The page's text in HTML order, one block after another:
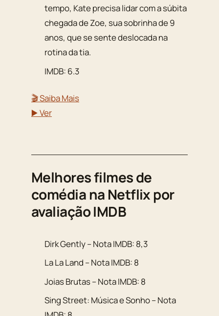
tempo, Kate precisa lidar com a súbita
chegada de Zoe, sua sobrinha de 9
anos, que se sente deslocada na
rotina da tia.
IMDB: 6.3
🎬 Saiba Mais
▶️ Ver
Melhores filmes de
comédia na Netflix por
avaliação IMDB
Dirk Gently – Nota IMDB: 8,3
La La Land – Nota IMDB: 8
Joias Brutas – Nota IMDB: 8
Sing Street: Música e Sonho – Nota